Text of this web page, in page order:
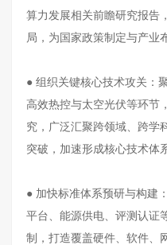
算力发展相关前瞻研究报告
局，为国家政策制定与产业
● 组织关键核心技术攻关：
高效热控与太空光伏等环节
究，广泛汇聚跨领域、跨学
突破，加速形成核心技术体
● 加快标准体系预研与构建
平台、能源供电、评测认证
制，打造覆盖硬件、软件、